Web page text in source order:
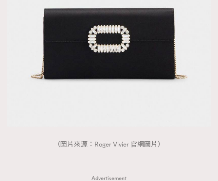
（圖片來源：Roger Vivier 官網圖片）
Advertisement